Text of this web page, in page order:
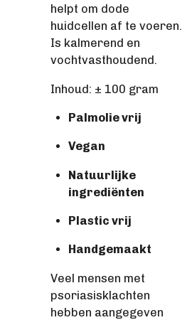
helpt om dode
huidcellen af te voeren.
Is kalmerend en
vochtvasthoudend.
Inhoud: ± 100 gram
Palmolie vrij
Vegan
Natuurlijke
ingrediënten
Plastic vrij
Handgemaakt
Veel mensen met
psoriasisklachten
hebben aangegeven